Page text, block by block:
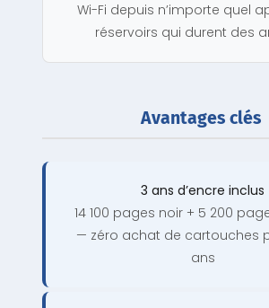
Wi-Fi depuis n’importe quel
réservoirs qui durent des
Avantages clés
3 ans d’encre inclus
14 100 pages noir + 5 200
— zéro achat de cartouches
ans